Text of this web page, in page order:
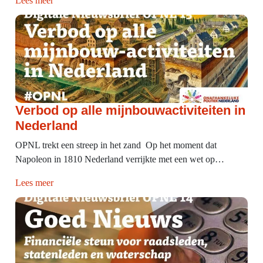
Verbod op alle mijnbouwactiviteiten in
Nederland
OPNL trekt een streep in het zand Op het moment dat
Napoleon in 1810 Nederland verrijkte met een wet op…
Lees meer